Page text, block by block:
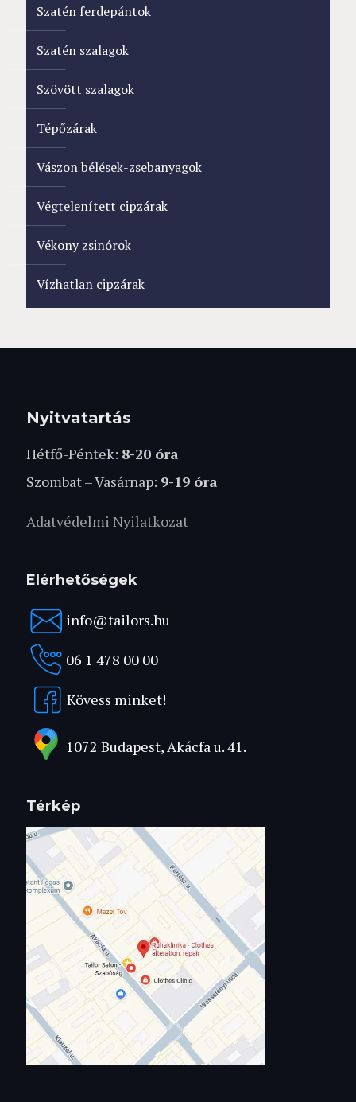
Szatén ferdepántok
Szatén szalagok
Szövött szalagok
Tépőzárak
Vászon bélések-zsebanyagok
Végtelenített cipzárak
Vékony zsinórok
Vízhatlan cipzárak
Nyitvatartás
Hétfő-Péntek: 8-20 óra
Szombat – Vasárnap: 9-19 óra
Adatvédelmi Nyilatkozat
Elérhetőségek
info@tailors.hu
06 1 478 00 00
Kövess minket!
1072 Budapest, Akácfa u. 41.
Térkép